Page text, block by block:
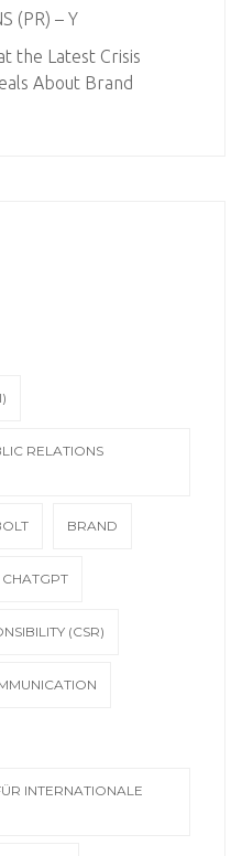
(PR) – Y
the Latest Crisis
About Brand
RELATIONS
BRAND
CHATGPT
(CSR)
INTERNATIONALE